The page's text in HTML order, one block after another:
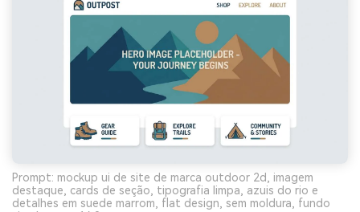
Prompt: mockup ui de site de marca outdoor 2d, imagem
destaque, cards de seção, tipografia limpa, azuis do rio e
detalhes em suede marrom, flat design, sem moldura, fundo